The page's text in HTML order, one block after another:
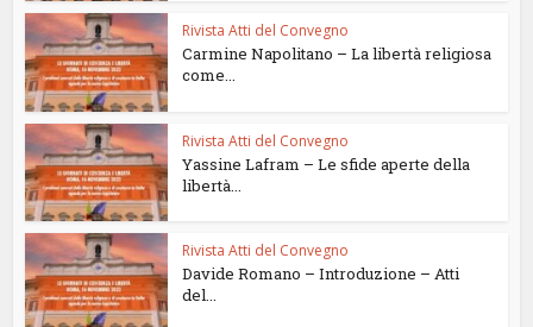
Rivista Atti del Convegno
Carmine Napolitano – La libertà religiosa
come...
Rivista Atti del Convegno
Yassine Lafram – Le sfide aperte della
libertà...
Rivista Atti del Convegno
Davide Romano – Introduzione – Atti
del...